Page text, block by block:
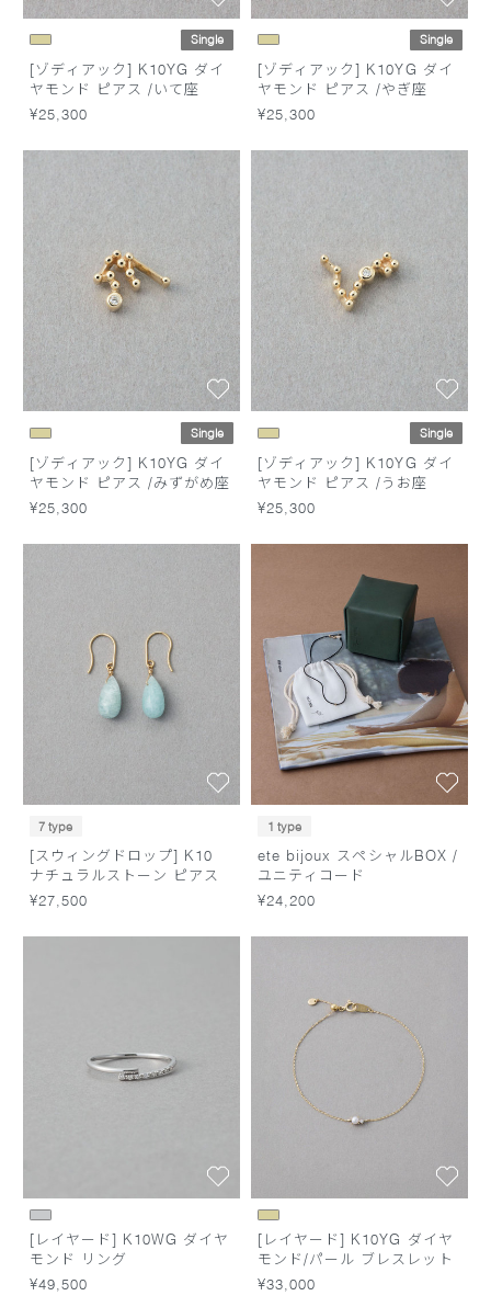
Single
[ゾディアック] K10YG ダイ
ヤモンド ピアス /いて座
¥25,300
Single
[ゾディアック] K10YG ダイ
ヤモンド ピアス /やぎ座
¥25,300
Single
[ゾディアック] K10YG ダイ
ヤモンド ピアス /みずがめ座
¥25,300
Single
[ゾディアック] K10YG ダイ
ヤモンド ピアス /うお座
¥25,300
7 type
[スウィングドロップ] K10
ナチュラルストーン ピアス
¥27,500
1 type
ete bijoux スペシャルBOX /
ユニティコード
¥24,200
[レイヤード] K10WG ダイヤ
モンド リング
¥49,500
[レイヤード] K10YG ダイヤ
モンド/パール ブレスレット
¥33,000